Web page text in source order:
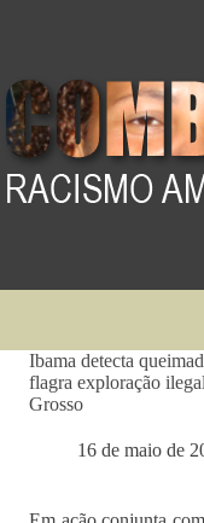
Ibama detecta
flagra exploração
Grosso
16 de maio de